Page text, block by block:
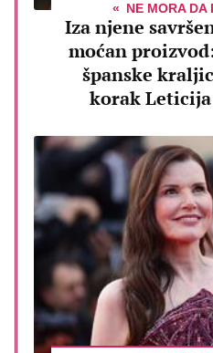
NE MORA DA
Iza njene
moćan
španske
korak Leticija